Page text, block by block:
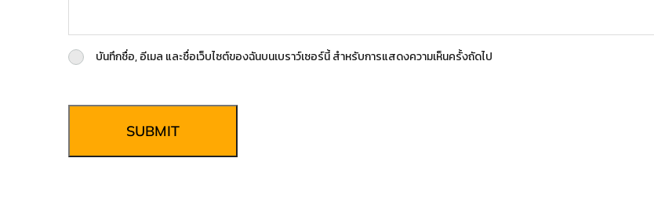
บันทึกชื่อ, อีเมล และชื่อเว็บไซต์ของฉันบนเบราว์เซอร์นี้ สำหรับการแสดงความเห็นครั้งถัดไป
SUBMIT